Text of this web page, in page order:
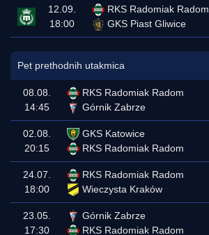
12.09.
18:00
RKS Radomiak Radom
GKS Piast Gliwice
Pet prethodnih utakmica
08.08.
14:45
RKS Radomiak Radom
Górnik Zabrze
02.08.
20:15
GKS Katowice
RKS Radomiak Radom
24.07.
18:00
RKS Radomiak Radom
Wieczysta Kraków
23.05.
17:30
Górnik Zabrze
RKS Radomiak Radom